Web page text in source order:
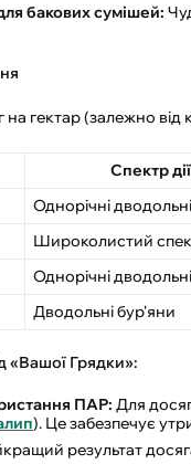
бакових сумішей:
на гектар (залежно
Спектр дії
Однорічні дводольні
Широколистий
Однорічні дводольні
Дводольні бур'яни
«Вашої Грядки»:
ПАР: Для
). Це забезпечує
результат